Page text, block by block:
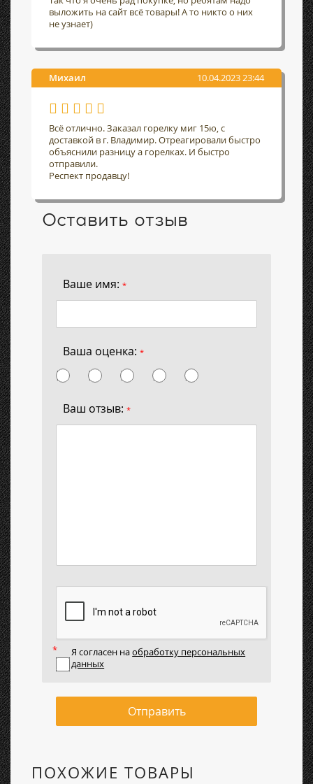
выложить на сайт всё товары! А то никто о них
не узнает)
Михаил 10.04.2023 23:44
Всё отлично. Заказал горелку миг 15ю, с
доставкой в г. Владимир. Отреагировали быстро
объяснили разницу а горелках. И быстро
отправили.
Респект продавцу!
Оставить отзыв
Ваше имя: *
Ваша оценка: *
Ваш отзыв: *
Я согласен наобработку персональных
данных
Отправить
ПОХОЖИЕ ТОВАРЫ